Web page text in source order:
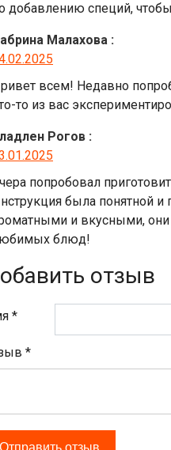
добавлению специй,
Малахова :
всем! Недавно
то из вас
Рогов :
попробовал
была понятной и
и вкусными, они
блюд!
отзыв
*
*